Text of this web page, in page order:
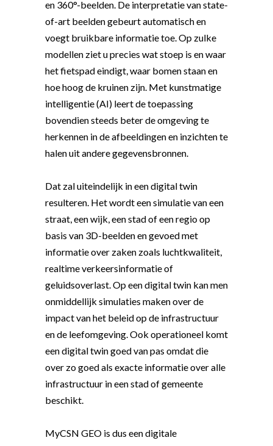
en 360°-beelden. De interpretatie van state-
of-art beelden gebeurt automatisch en
voegt bruikbare informatie toe. Op zulke
modellen ziet u precies wat stoep is en waar
het fietspad eindigt, waar bomen staan en
hoe hoog de kruinen zijn. Met kunstmatige
intelligentie (AI) leert de toepassing
bovendien steeds beter de omgeving te
herkennen in de afbeeldingen en inzichten te
halen uit andere gegevensbronnen.
Dat zal uiteindelijk in een digital twin
resulteren. Het wordt een simulatie van een
straat, een wijk, een stad of een regio op
basis van 3D-beelden en gevoed met
informatie over zaken zoals luchtkwaliteit,
realtime verkeersinformatie of
geluidsoverlast. Op een digital twin kan men
onmiddellijk simulaties maken over de
impact van het beleid op de infrastructuur
en de leefomgeving. Ook operationeel komt
een digital twin goed van pas omdat die
over zo goed als exacte informatie over alle
infrastructuur in een stad of gemeente
beschikt.
MyCSN GEO is dus een digitale